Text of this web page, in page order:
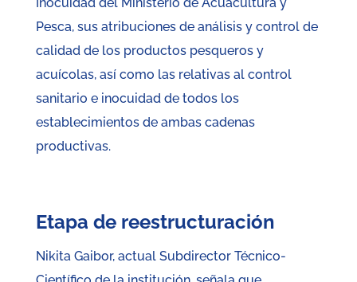
Pesca, sus atribuciones de análisis y control de
calidad de los productos pesqueros y
acuícolas, así como las relativas al control
sanitario e inocuidad de todos los
establecimientos de ambas cadenas
productivas.
Etapa de reestructuración
Nikita Gaibor, actual Subdirector Técnico-